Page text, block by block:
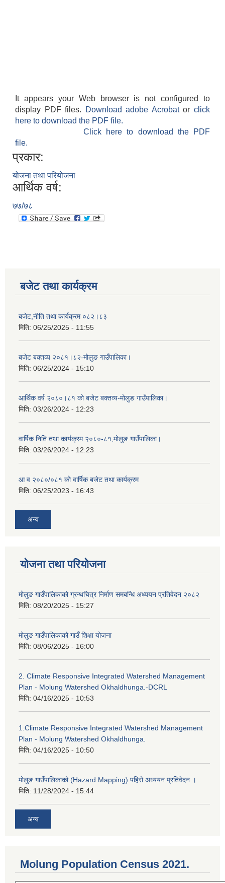
It appears your Web browser is not configured to
display PDF files.
Download adobe Acrobatorclick
here to download the PDF file.
Click here to download the PDF
file.
प्रकार:
योजना तथा परियोजना
आर्थिक वर्ष:
७७/७८
बजेट तथा कार्यक्रम
बजेट,नीति तथा कार्यक्रम ०८२।८३
मिति: 06/25/2025 - 11:55
बजेट बक्तव्य २०८१।८२-मोलुङ गाउँपालिका।
मिति: 06/25/2024 - 15:10
आर्थिक वर्ष २०८०।८१ को बजेट बक्तव्य-मोलुङ गाउँपालिका।
मिति: 03/26/2024 - 12:23
वार्षिक निति तथा कार्यक्रम २०८०-८१,मोलुङ गाउँपालिका।
मिति: 03/26/2024 - 12:23
आ व २०८०/०८१ को वार्षिक बजेट तथा कार्यक्रम
मिति: 06/25/2023 - 16:43
अन्य
योजना तथा परियोजना
मोलुङ गाउँपालिकाको ग्रन्थचित्र निर्माण समबन्धि अध्ययन प्रतिवेदन २०८२
मिति: 08/20/2025 - 15:27
मोलुङ गाउँपालिकाको गाउँ शिक्षा योजना
मिति: 08/06/2025 - 16:00
2. Climate Responsive Integrated Watershed Management
Plan - Molung Watershed Okhaldhunga.-DCRL
मिति: 04/16/2025 - 10:53
1.Climate Responsive Integrated Watershed Management
Plan - Molung Watershed Okhaldhunga.
मिति: 04/16/2025 - 10:50
मोलुङ गाउँपालिकाको (Hazard Mapping) पहिरो अध्ययन प्रतिवेदन ।
मिति: 11/28/2024 - 15:44
अन्य
Molung Population Census 2021.